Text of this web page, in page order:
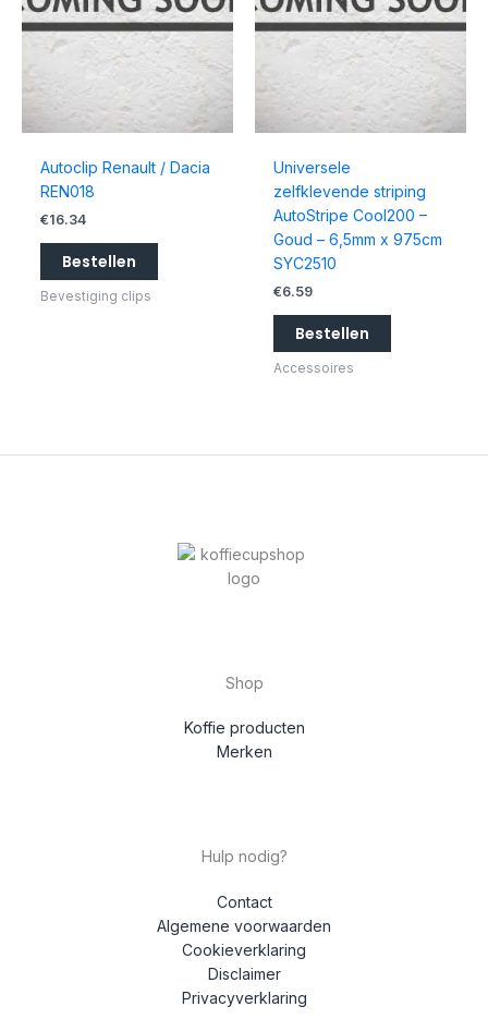
Autoclip Renault / Dacia
REN018
€16.34
Bestellen
Bevestiging clips
Universele
zelfklevende striping
AutoStripe Cool200 –
Goud – 6,5mm x 975cm
SYC2510
€6.59
Bestellen
Accessoires
Shop
Koffie producten
Merken
Hulp nodig?
Contact
Algemene voorwaarden
Cookieverklaring
Disclaimer
Privacyverklaring